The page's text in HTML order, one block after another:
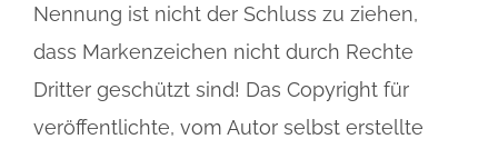
Nennung ist nicht der Schluss zu ziehen,
dass Markenzeichen nicht durch Rechte
Dritter geschützt sind! Das Copyright für
veröffentlichte, vom Autor selbst erstellte